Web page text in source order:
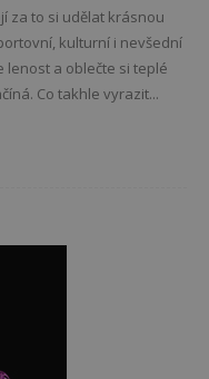
za to si udělat krásnou
kulturní i nevšední
lenost a oblečte si teplé
Co takhle vyrazit...